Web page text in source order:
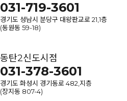
031-719-3601
경기도 성남시 분당구 대왕판교로 21,1층
(동원동 59-18)
동탄2신도시점
031-378-3601
경기도 화성시 경기동로 482,지층
(장지동 807-4)